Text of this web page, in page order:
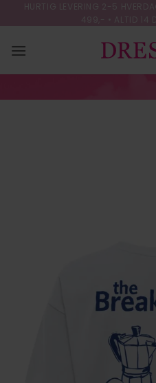
to
content
HURTIG LEVERING 2-5
499,- • ALTID 14